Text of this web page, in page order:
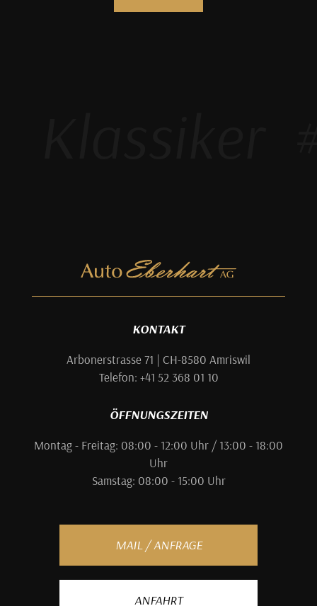
KONTAKT
Arbonerstrasse 71 | CH-8580 Amriswil
Telefon: +41 52 368 01 10
ÖFFNUNGSZEITEN
Montag - Freitag: 08:00 - 12:00 Uhr / 13:00 - 18:00
Uhr
Samstag: 08:00 - 15:00 Uhr
MAIL / ANFRAGE
ANFAHRT